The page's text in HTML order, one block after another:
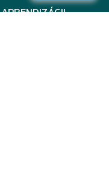
APRENDIZÁGIL